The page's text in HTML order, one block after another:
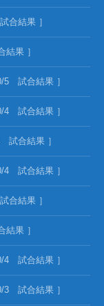
合結果 ］
果 ］
5 試合結果 ］
4 試合結果 ］
試合結果 ］
4 試合結果 ］
合結果 ］
果 ］
4 試合結果 ］
3 試合結果 ］